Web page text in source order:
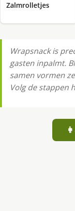
Zalmrolletjes
Wrapsnack is
gasten inpalmt.
samen vormen
Volg de stappen